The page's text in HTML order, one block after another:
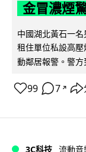
金冒濃煙
中國湖北黃石一
租住單位私設高
動鄰居報警。警
99 7 ↗
3C科技 流動音